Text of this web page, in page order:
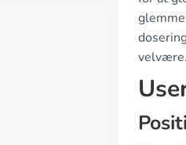
velvære.